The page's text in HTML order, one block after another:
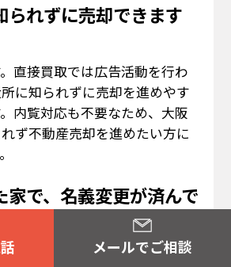
られずに売却できます
直接買取では広告活動を行わ
に知られずに売却を進めやす
内覧対応も不要なため、大阪
ず不動産売却を進めたい方に
家で、名義変更が済んで
談できますか？
能です。相続した大阪市の不動
メールでご相談